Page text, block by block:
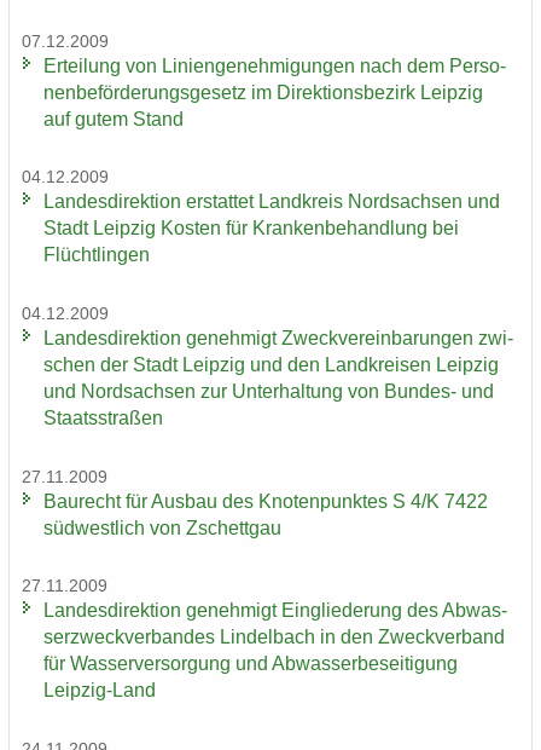
07.12.2009
Er­tei­lung von Li­ni­en­ge­neh­mi­gun­gen nach dem Per­so­
nen­be­för­de­rungs­ge­setz im Di­rek­ti­ons­be­zirk Leip­zig
auf gutem Stand
04.12.2009
Lan­des­di­rek­ti­on er­stat­tet Land­kreis Nord­sach­sen und
Stadt Leip­zig Kos­ten für Kran­ken­be­hand­lung bei
Flücht­lin­gen
04.12.2009
Lan­des­di­rek­ti­on ge­neh­migt Zweck­ver­ein­ba­run­gen zwi­
schen der Stadt Leip­zig und den Land­krei­sen Leip­zig
und Nord­sach­sen zur Un­ter­hal­tung von Bundes-​ und
Staats­stra­ßen
27.11.2009
Bau­recht für Aus­bau des Kno­ten­punk­tes S 4/K 7422
süd­west­lich von Zschett­gau
27.11.2009
Lan­des­di­rek­ti­on ge­neh­migt Ein­glie­de­rung des Ab­was­
ser­zweck­ver­ban­des Lindel­bach in den Zweck­ver­band
für Was­ser­ver­sor­gung und Ab­was­ser­be­sei­ti­gung
Leipzig-​Land